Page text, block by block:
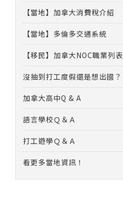
【當地】加拿大消費稅介紹
【當地】多倫多交通系統
【移民】加拿大NOC職業列表
沒抽到打工度假還是想出國？
加拿大高中Q & A
語言學校Ｑ＆Ａ
打工遊學Ｑ＆Ａ
看更多當地資訊！